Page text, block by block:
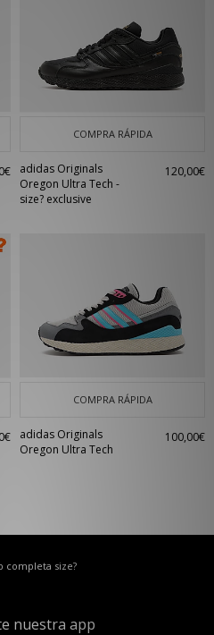
COMPRA RÁPIDA
adidas Originals
Oregon Ultra Tech -
size? exclusive
120,00€
COMPRA RÁPIDA
adidas Originals
Oregon Ultra Tech
100,00€
completa size?
nuestra app